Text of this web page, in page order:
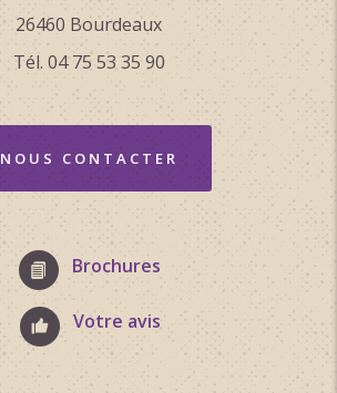
26460 Bourdeaux
Tél. 04 75 53 35 90
NOUS CONTACTER
Brochures
Votre avis